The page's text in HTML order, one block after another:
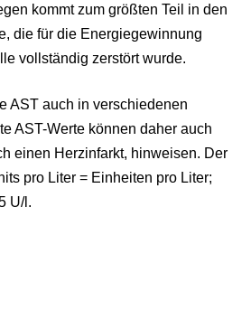
kommt zum größten Teil in den
die für die Energiegewinnung
vollständig zerstört wurde.
AST auch in verschiedenen
AST-Werte können daher auch
einen Herzinfarkt, hinweisen. Der
pro Liter = Einheiten pro Liter;
U/l.